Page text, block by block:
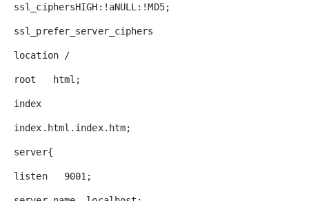
ssl_ciphersHIGH:!aNULL:!MD5;
ssl_prefer_server_ciphers
location /
root html;
index
index.html.index.htm;
server{
listen 9001;